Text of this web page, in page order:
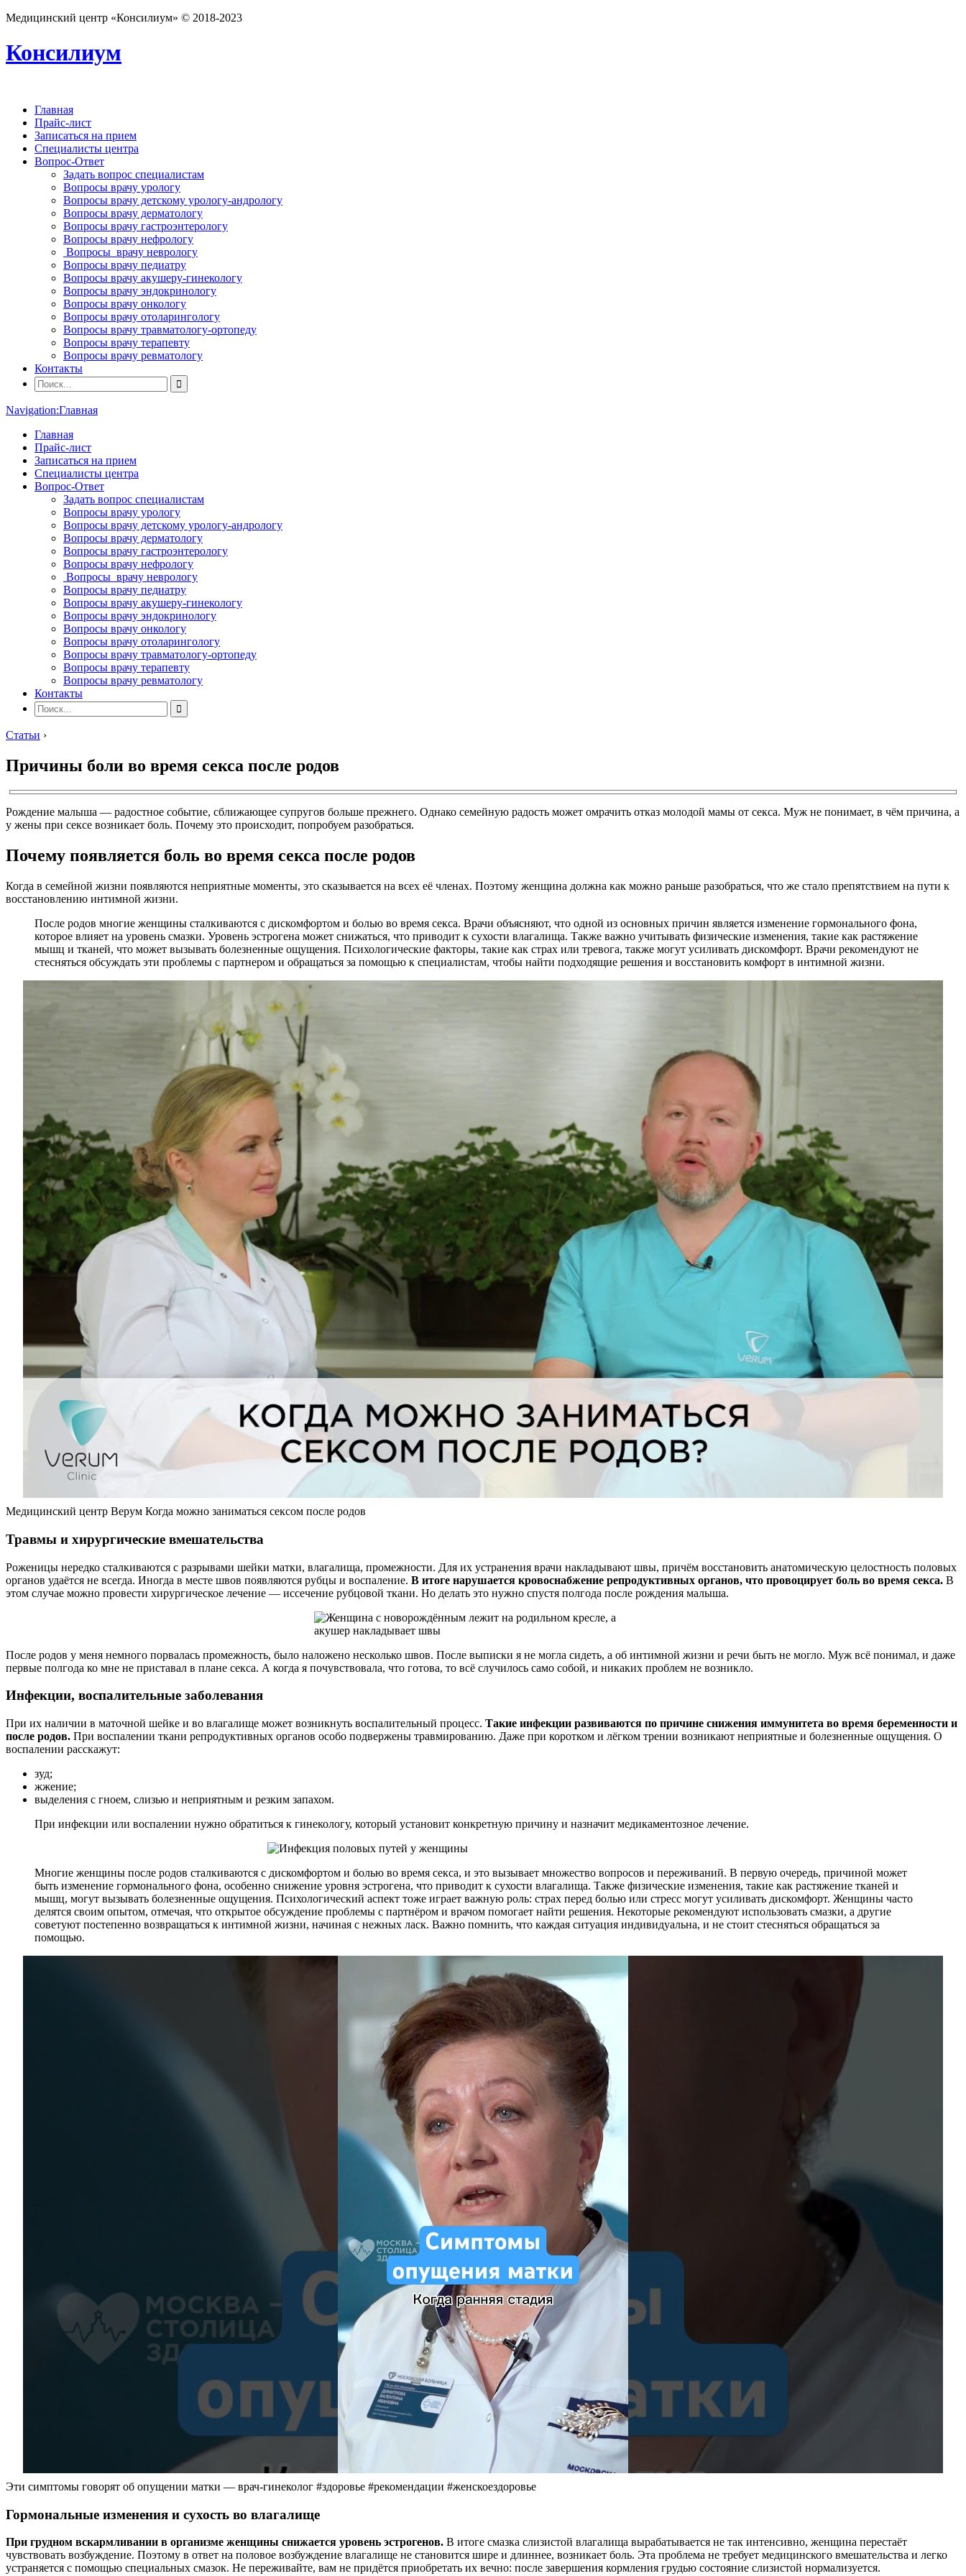
Медицинский центр «Консилиум» © 2018-2023
Консилиум
Главная
Прайс-лист
Записаться на прием
Специалисты центра
Вопрос-Ответ
Задать вопрос специалистам
Вопросы врачу урологу
Вопросы врачу детскому урологу-андрологу
Вопросы врачу дерматологу
Вопросы врачу гастроэнтерологу
Вопросы врачу нефрологу
Вопросы врачу неврологу
Вопросы врачу педиатру
Вопросы врачу акушеру-гинекологу
Вопросы врачу эндокринологу
Вопросы врачу онкологу
Вопросы врачу отоларингологу
Вопросы врачу травматологу-ортопеду
Вопросы врачу терапевту
Вопросы врачу ревматологу
Контакты
Navigation:Главная
Главная
Прайс-лист
Записаться на прием
Специалисты центра
Вопрос-Ответ
Задать вопрос специалистам
Вопросы врачу урологу
Вопросы врачу детскому урологу-андрологу
Вопросы врачу дерматологу
Вопросы врачу гастроэнтерологу
Вопросы врачу нефрологу
Вопросы врачу неврологу
Вопросы врачу педиатру
Вопросы врачу акушеру-гинекологу
Вопросы врачу эндокринологу
Вопросы врачу онкологу
Вопросы врачу отоларингологу
Вопросы врачу травматологу-ортопеду
Вопросы врачу терапевту
Вопросы врачу ревматологу
Контакты
Статьи ›
Причины боли во время секса после родов
Рождение малыша — радостное событие, сближающее супругов больше прежнего. Однако семейную радость может омрачить отказ молодой мамы от секса. Муж не понимает, в чём причина, а
у жены при сексе возникает боль. Почему это происходит, попробуем разобраться.
Почему появляется боль во время секса после родов
Когда в семейной жизни появляются неприятные моменты, это сказывается на всех её членах. Поэтому женщина должна как можно раньше разобраться, что же стало препятствием на пути к
восстановлению интимной жизни.
После родов многие женщины сталкиваются с дискомфортом и болью во время секса. Врачи объясняют, что одной из основных причин является изменение гормонального фона,
которое влияет на уровень смазки. Уровень эстрогена может снижаться, что приводит к сухости влагалища. Также важно учитывать физические изменения, такие как растяжение
мышц и тканей, что может вызывать болезненные ощущения. Психологические факторы, такие как страх или тревога, также могут усиливать дискомфорт. Врачи рекомендуют не
стесняться обсуждать эти проблемы с партнером и обращаться за помощью к специалистам, чтобы найти подходящие решения и восстановить комфорт в интимной жизни.
Медицинский центр Верум Когда можно заниматься сексом после родов
Травмы и хирургические вмешательства
Роженицы нередко сталкиваются с разрывами шейки матки, влагалища, промежности. Для их устранения врачи накладывают швы, причём восстановить анатомическую целостность половых
органов удаётся не всегда. Иногда в месте швов появляются рубцы и воспаление. В итоге нарушается кровоснабжение репродуктивных органов, что провоцирует боль во время секса. В
этом случае можно провести хирургическое лечение — иссечение рубцовой ткани. Но делать это нужно спустя полгода после рождения малыша.
После родов у меня немного порвалась промежность, было наложено несколько швов. После выписки я не могла сидеть, а об интимной жизни и речи быть не могло. Муж всё понимал, и даже
первые полгода ко мне не приставал в плане секса. А когда я почувствовала, что готова, то всё случилось само собой, и никаких проблем не возникло.
Инфекции, воспалительные заболевания
При их наличии в маточной шейке и во влагалище может возникнуть воспалительный процесс. Такие инфекции развиваются по причине снижения иммунитета во время беременности и
после родов. При воспалении ткани репродуктивных органов особо подвержены травмированию. Даже при коротком и лёгком трении возникают неприятные и болезненные ощущения. О
воспалении расскажут:
зуд;
жжение;
выделения с гноем, слизью и неприятным и резким запахом.
При инфекции или воспалении нужно обратиться к гинекологу, который установит конкретную причину и назначит медикаментозное лечение.
Многие женщины после родов сталкиваются с дискомфортом и болью во время секса, и это вызывает множество вопросов и переживаний. В первую очередь, причиной может
быть изменение гормонального фона, особенно снижение уровня эстрогена, что приводит к сухости влагалища. Также физические изменения, такие как растяжение тканей и
мышц, могут вызывать болезненные ощущения. Психологический аспект тоже играет важную роль: страх перед болью или стресс могут усиливать дискомфорт. Женщины часто
делятся своим опытом, отмечая, что открытое обсуждение проблемы с партнёром и врачом помогает найти решения. Некоторые рекомендуют использовать смазки, а другие
советуют постепенно возвращаться к интимной жизни, начиная с нежных ласк. Важно помнить, что каждая ситуация индивидуальна, и не стоит стесняться обращаться за
помощью.
Эти симптомы говорят об опущении матки — врач-гинеколог #здоровье #рекомендации #женскоездоровье
Гормональные изменения и сухость во влагалище
При грудном вскармливании в организме женщины снижается уровень эстрогенов. В итоге смазка слизистой влагалища вырабатывается не так интенсивно, женщина перестаёт
чувствовать возбуждение. Поэтому в ответ на половое возбуждение влагалище не становится шире и длиннее, возникает боль. Эта проблема не требует медицинского вмешательства и легко
устраняется с помощью специальных смазок. Не переживайте, вам не придётся приобретать их вечно: после завершения кормления грудью состояние слизистой нормализуется.